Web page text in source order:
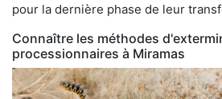
pour la dernière phase de leur
Connaître les méthodes
processionnaires à Miramas